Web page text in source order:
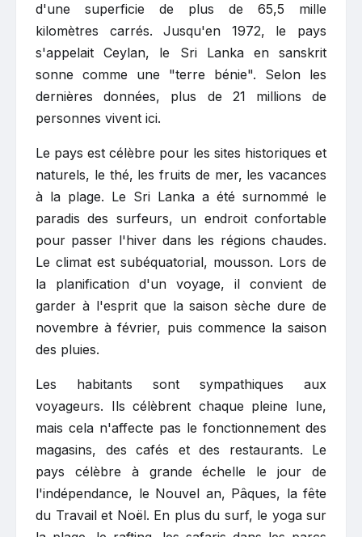
d'une superficie de plus de 65,5 mille
kilomètres carrés. Jusqu'en 1972, le pays
s'appelait Ceylan, le Sri Lanka en sanskrit
sonne comme une "terre bénie". Selon les
dernières données, plus de 21 millions de
personnes vivent ici.
Le pays est célèbre pour les sites historiques et
naturels, le thé, les fruits de mer, les vacances
à la plage. Le Sri Lanka a été surnommé le
paradis des surfeurs, un endroit confortable
pour passer l'hiver dans les régions chaudes.
Le climat est subéquatorial, mousson. Lors de
la planification d'un voyage, il convient de
garder à l'esprit que la saison sèche dure de
novembre à février, puis commence la saison
des pluies.
Les habitants sont sympathiques aux
voyageurs. Ils célèbrent chaque pleine lune,
mais cela n'affecte pas le fonctionnement des
magasins, des cafés et des restaurants. Le
pays célèbre à grande échelle le jour de
l'indépendance, le Nouvel an, Pâques, la fête
du Travail et Noël. En plus du surf, le yoga sur